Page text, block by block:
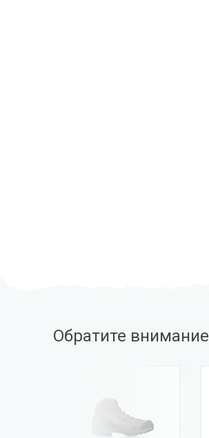
Обратите внимание